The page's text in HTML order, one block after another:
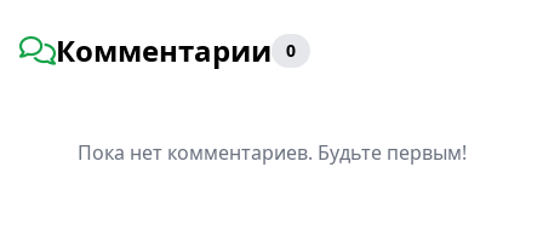
Комментарии 0
Пока нет комментариев. Будьте первым!